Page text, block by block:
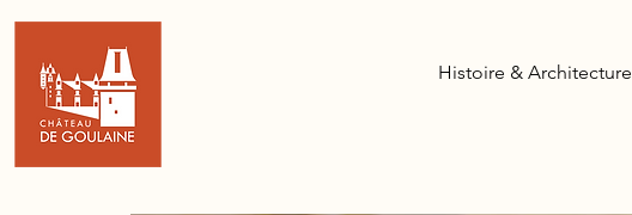
Histoire & Architecture